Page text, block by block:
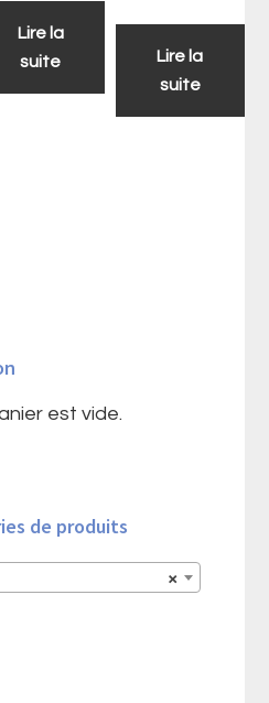
Lire la
suite
Lire la
suite
est vide.
de produits
×